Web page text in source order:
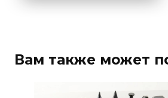
Вам также может